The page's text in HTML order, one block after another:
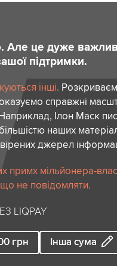
Але це дуже
підтримки.
інші.
справжні
Ілон Маск
наших
джерел
примх мільйонера-
не повідомляти.
LIQPAY
грн Інша сума